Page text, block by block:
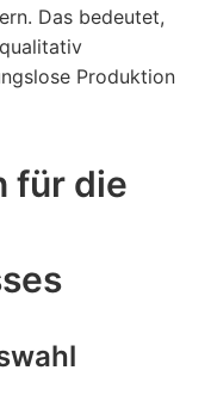
Das bedeutet,
Produktion
für die